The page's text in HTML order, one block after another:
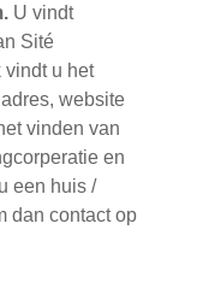
U vindt
Sité
vindt u het
website
vinden van
en
een huis /
dan contact op